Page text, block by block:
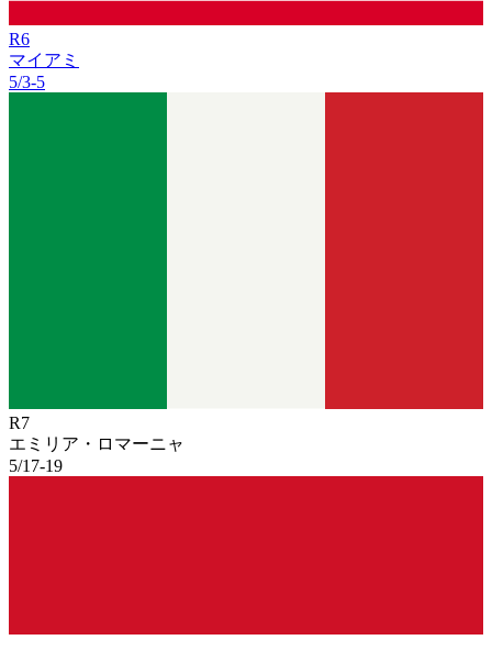
R6
マイアミ
5/3-5
R7
エミリア・ロマーニャ
5/17-19